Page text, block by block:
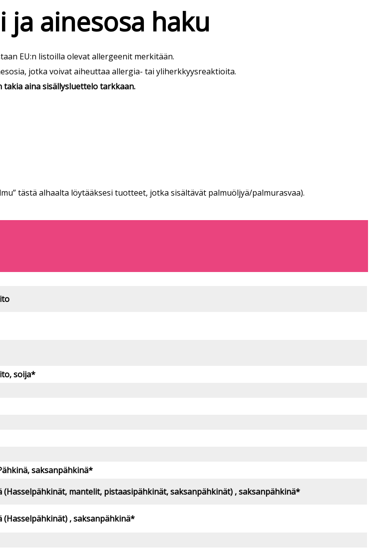
ja ainesosa haku
EU:n listoilla olevat allergeenit merkitään.
jotka voivat aiheuttaa allergia- tai yliherkkyysreaktioita.
takia aina sisällysluettelo tarkkaan.
tästä alhaalta löytääksesi tuotteet, jotka sisältävät palmuöljyä/palmurasvaa).
soija*
saksanpähkinä*
mantelit, pistaasipähkinät, saksanpähkinät) , saksanpähkinä*
, saksanpähkinä*